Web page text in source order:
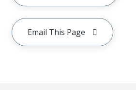
Email This Page